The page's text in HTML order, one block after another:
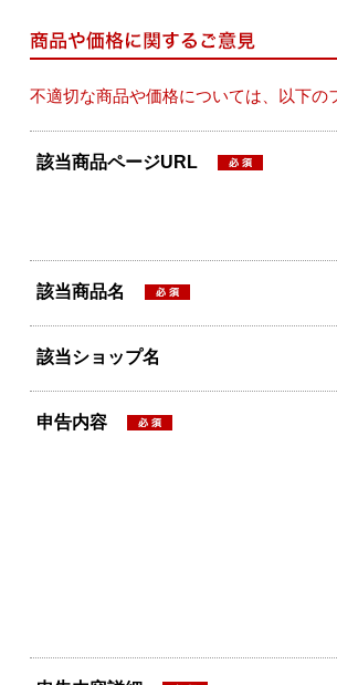
不適切な商品や価格については、以下の
該当商品ページURL
該当商品名
該当ショップ名
申告内容